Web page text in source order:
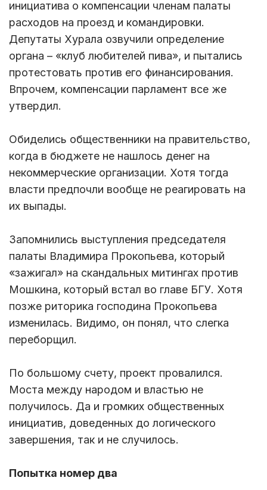
инициатива о компенсации членам палаты
расходов на проезд и командировки.
Депутаты Хурала озвучили определение
органа – «клуб любителей пива», и пытались
протестовать против его финансирования.
Впрочем, компенсации парламент все же
утвердил.
Обиделись общественники на правительство,
когда в бюджете не нашлось денег на
некоммерческие организации. Хотя тогда
власти предпочли вообще не реагировать на
их выпады.
Запомнились выступления председателя
палаты Владимира Прокопьева, который
«зажигал» на скандальных митингах против
Мошкина, который встал во главе БГУ. Хотя
позже риторика господина Прокопьева
изменилась. Видимо, он понял, что слегка
переборщил.
По большому счету, проект провалился.
Моста между народом и властью не
получилось. Да и громких общественных
инициатив, доведенных до логического
завершения, так и не случилось.
Попытка номер два